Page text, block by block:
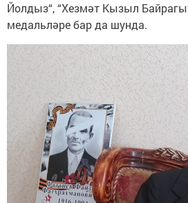
Йолдыз“, “Хезмәт Кызыл
медальләре бар да шунда.